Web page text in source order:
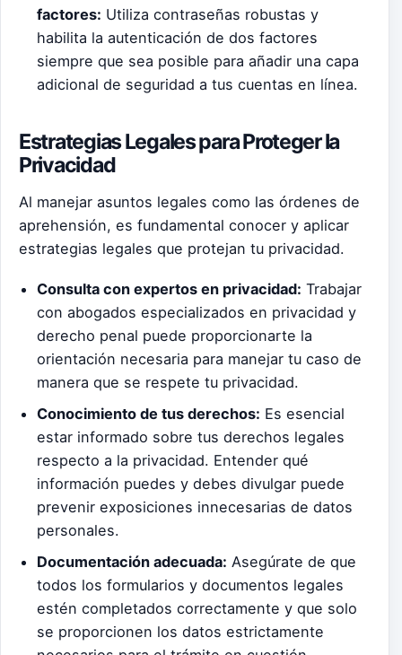
factores: Utiliza contraseñas robustas y
habilita la autenticación de dos factores
siempre que sea posible para añadir una capa
adicional de seguridad a tus cuentas en línea.
Estrategias Legales para Proteger la
Privacidad
Al manejar asuntos legales como las órdenes de
aprehensión, es fundamental conocer y aplicar
estrategias legales que protejan tu privacidad.
Consulta con expertos en privacidad: Trabajar
con abogados especializados en privacidad y
derecho penal puede proporcionarte la
orientación necesaria para manejar tu caso de
manera que se respete tu privacidad.
Conocimiento de tus derechos: Es esencial
estar informado sobre tus derechos legales
respecto a la privacidad. Entender qué
información puedes y debes divulgar puede
prevenir exposiciones innecesarias de datos
personales.
Documentación adecuada: Asegúrate de que
todos los formularios y documentos legales
estén completados correctamente y que solo
se proporcionen los datos estrictamente